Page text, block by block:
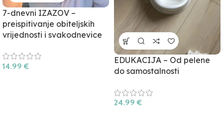
7-dnevni IZAZOV –
preispitivanje obiteljskih
vrijednosti i svakodnevice
14.99€
EDUKACIJA – Od pelene
do samostalnosti
24.99€